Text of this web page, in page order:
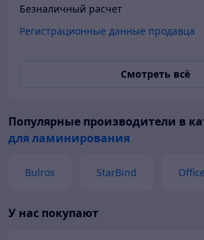
Безналичный расчет
Регистрационные данные продавца
Смотреть всё
Популярные производители в
для ламинирования
Bulros StarBind
У нас покупают